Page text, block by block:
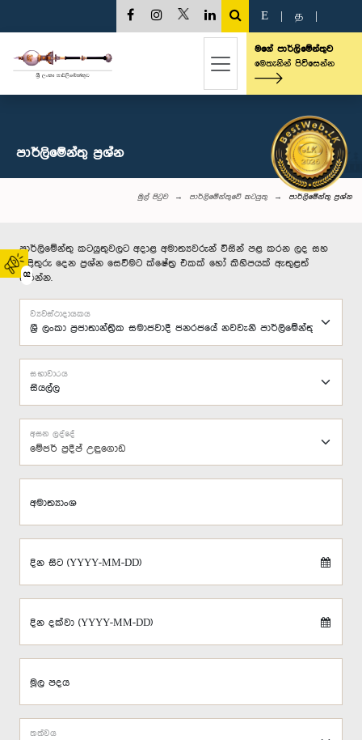
02
E த
මගේ පාර්ලිමේන්තුව
මෙතැනින් පිවිසෙන්න
පාර්ලි‌මේන්තු‌ ප්‍රශ්න
මුල් පිටුව පාර්ලිමේන්තුවේ කටයුතු පාර්ලි‌මේන්තු‌ ප්‍රශ්න
පාර්ලිමේන්තු කටයුතුවලට අදාළ අමාත්‍යවරුන් විසින් පළ කරන ලද සහ
පිළිතුරු දෙන ප්‍රශ්න සෙවීමට ක්ෂේත්‍ර එකක් හෝ කිහිපයක් ඇතුළත්
කරන්න.
ව්‍යවස්ථාදායකය
සභාවාරය
මේජර් ප්‍රදීප් උඳුගොඩ
අසන ලද්දේ
අමාත්‍යාංශ
දින සිට (YYYY-MM-DD)
දින දක්වා (YYYY-MM-DD)
මූල පදය
තත්වය